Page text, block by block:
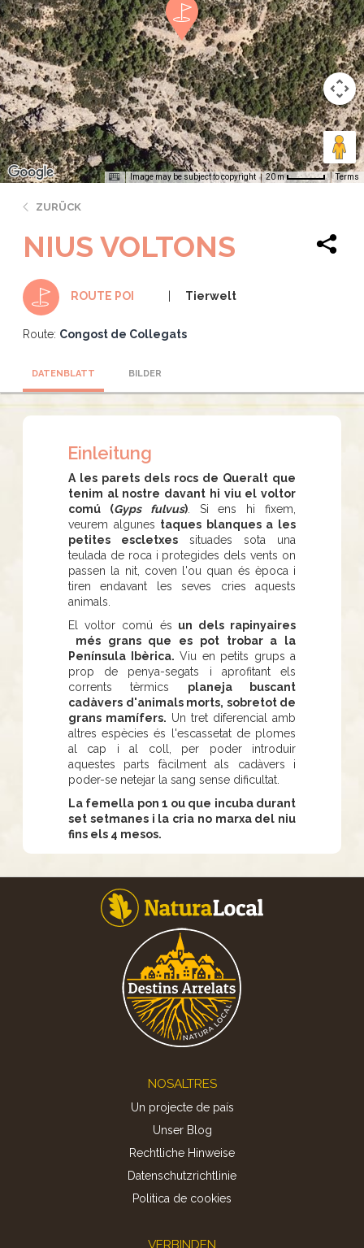
Image may be subject to copyright 20 m Terms
ZURÜCK
NIUS VOLTONS
ROUTE POI Tierwelt
Route: Congost de Collegats
DATENBLATT BILDER
Einleitung
A les parets dels rocs de Queralt que
tenim al nostre davant hi viu el voltor
comú (Gyps fulvus). Si ens hi fixem,
veurem algunes taques blanques a les
petites escletxes situades sota una
teulada de roca i protegides dels vents on
passen la nit, coven l'ou quan és època i
tiren endavant les seves cries aquests
animals.
El voltor comú és un dels rapinyaires
més grans que es pot trobar a la
Península Ibèrica. Viu en petits grups a
prop de penya-segats i aprofitant els
corrents tèrmics planeja buscant
cadàvers d'animals morts, sobretot de
grans mamífers. Un tret diferencial amb
altres espècies és l'escassetat de plomes
al cap i al coll, per poder introduir
aquestes parts fàcilment als cadàvers i
poder-se netejar la sang sense dificultat.
La femella pon 1 ou que incuba durant
set setmanes i la cria no marxa del niu
fins els 4 mesos.
NOSALTRES
Un projecte de país
Unser Blog
Rechtliche Hinweise
Datenschutzrichtlinie
Politica de cookies
VERBINDEN